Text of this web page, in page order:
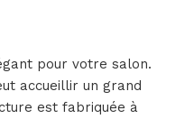
pour votre salon.
accueillir un grand
est fabriquée à